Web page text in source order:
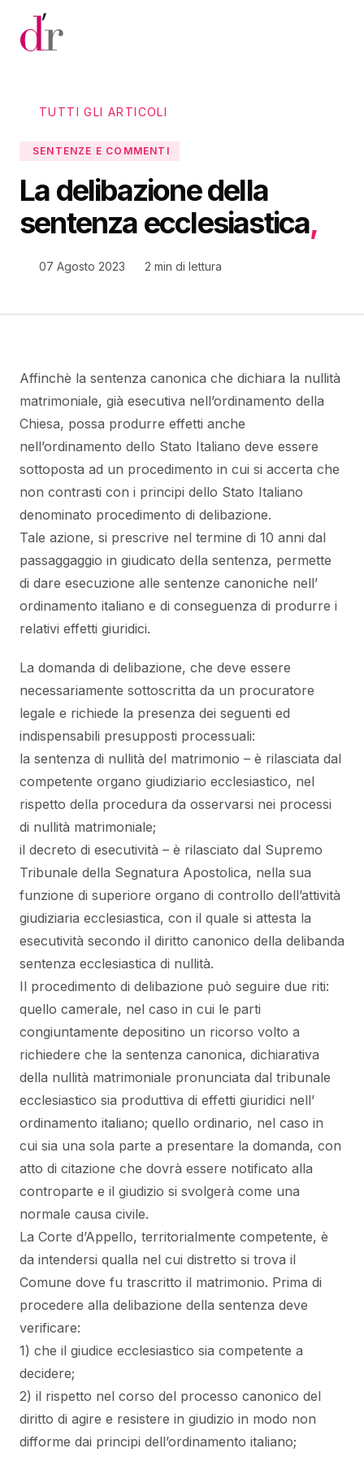
Vai al contenuto principale
TUTTI GLI ARTICOLI
SENTENZE E COMMENTI
La delibazione della
sentenza ecclesiastica,
07 Agosto 2023 2 min di lettura
Affinchè la sentenza canonica che dichiara la nullità
matrimoniale, già esecutiva nell’ordinamento della
Chiesa, possa produrre effetti anche
nell’ordinamento dello Stato Italiano deve essere
sottoposta ad un procedimento in cui si accerta che
non contrasti con i principi dello Stato Italiano
denominato procedimento di delibazione.
Tale azione, si prescrive nel termine di 10 anni dal
passaggaggio in giudicato della sentenza, permette
di dare esecuzione alle sentenze canoniche nell’
ordinamento italiano e di conseguenza di produrre i
relativi effetti giuridici.
La domanda di delibazione, che deve essere
necessariamente sottoscritta da un procuratore
legale e richiede la presenza dei seguenti ed
indispensabili presupposti processuali:
la sentenza di nullità del matrimonio – è rilasciata dal
competente organo giudiziario ecclesiastico, nel
rispetto della procedura da osservarsi nei processi
di nullità matrimoniale;
il decreto di esecutività – è rilasciato dal Supremo
Tribunale della Segnatura Apostolica, nella sua
funzione di superiore organo di controllo dell’attività
giudiziaria ecclesiastica, con il quale si attesta la
esecutività secondo il diritto canonico della delibanda
sentenza ecclesiastica di nullità.
Il procedimento di delibazione può seguire due riti:
quello camerale, nel caso in cui le parti
congiuntamente depositino un ricorso volto a
richiedere che la sentenza canonica, dichiarativa
della nullità matrimoniale pronunciata dal tribunale
ecclesiastico sia produttiva di effetti giuridici nell’
ordinamento italiano; quello ordinario, nel caso in
cui sia una sola parte a presentare la domanda, con
atto di citazione che dovrà essere notificato alla
controparte e il giudizio si svolgerà come una
normale causa civile.
La Corte d’Appello, territorialmente competente, è
da intendersi qualla nel cui distretto si trova il
Comune dove fu trascritto il matrimonio. Prima di
procedere alla delibazione della sentenza deve
verificare:
1) che il giudice ecclesiastico sia competente a
decidere;
2) il rispetto nel corso del processo canonico del
diritto di agire e resistere in giudizio in modo non
difforme dai principi dell’ordinamento italiano;